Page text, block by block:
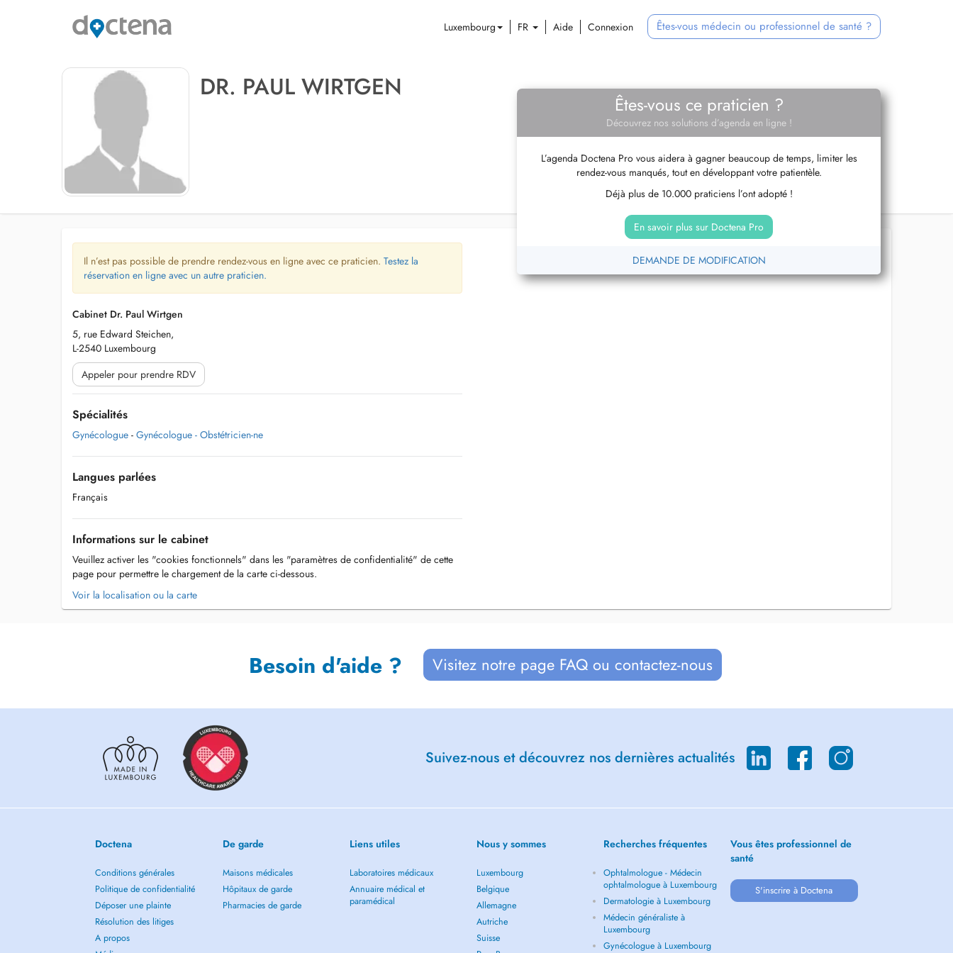
Luxembourg FR Aide Connexion Êtes-vous médecin ou professionnel de santé ?
DR. PAUL WIRTGEN
Êtes-vous ce praticien ?
Découvrez nos solutions d’agenda en ligne !
L’agenda Doctena Pro vous aidera à gagner beaucoup de temps, limiter les
rendez-vous manqués, tout en développant votre patientèle.
Déjà plus de 10.000 praticiens l’ont adopté !
En savoir plus sur Doctena Pro
DEMANDE DE MODIFICATION
Il n’est pas possible de prendre rendez-vous en ligne avec ce praticien. Testez la
réservation en ligne avec un autre praticien.
Cabinet Dr. Paul Wirtgen
5, rue Edward Steichen,
L-2540 Luxembourg
Appeler pour prendre RDV
Spécialités
Gynécologue - Gynécologue - Obstétricien-ne
Langues parlées
Français
Informations sur le cabinet
Veuillez activer les "cookies fonctionnels" dans les "paramètres de confidentialité" de cette
page pour permettre le chargement de la carte ci-dessous.
Voir la localisation ou la carte
Besoin d'aide ? Visitez notre page FAQ ou contactez-nous
Suivez-nous et découvrez nos dernières actualités
Doctena
Conditions générales
Politique de confidentialité
Déposer une plainte
Résolution des litiges
A propos
De garde
Maisons médicales
Hôpitaux de garde
Pharmacies de garde
Liens utiles
Laboratoires médicaux
Annuaire médical et
paramédical
Nous y sommes
Luxembourg
Belgique
Allemagne
Autriche
Suisse
Recherches fréquentes
Ophtalmologue - Médecin
ophtalmologue à Luxembourg
Dermatologie à Luxembourg
Médecin généraliste à
Luxembourg
Gynécologue à Luxembourg
Vous êtes professionnel de
santé
S'inscrire à Doctena